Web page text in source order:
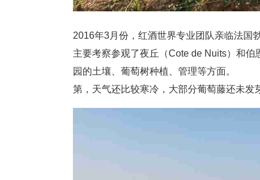
2016年3月份，红酒世界专业团队亲临法国
主要考察参观了夜丘（Cote de Nuits）和
园的土壤、葡萄树种植、管理等方面。
第，天气还比较寒冷，大部分葡萄藤还未发